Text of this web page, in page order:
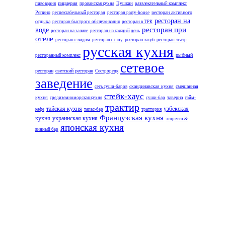
пивоварня пиццерия прованская кухня Пушкин развлекательный комплекс
Репино респектабельный ресторан ресторан party-house ресторан активного
отдыха ресторан быстрого обслуживания ресторан в ТРК ресторан на
воде ресторан на заливе ресторан на каждый день ресторан при
отеле ресторан с видом ресторан с шоу ресторан-клуб ресторан-театр
ресторанный комплекс русская кухня рыбный
ресторан светский ресторан Сестрорецк сетевое
заведение сеть суши-баров скандинавская кухня смешанная
кухня средиземноморская кухня стейк-хаус суши-бар таверна тайм-
кафе тайская кухня тапас-бар трактир траттория узбекская
кухня украинская кухня Французская кухня эспрессо &
винный бар японская кухня